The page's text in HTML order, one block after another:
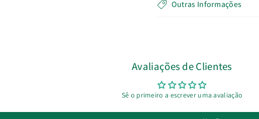
Outras Informações
Avaliações de Clientes
Sê o primeiro a escrever uma avaliação